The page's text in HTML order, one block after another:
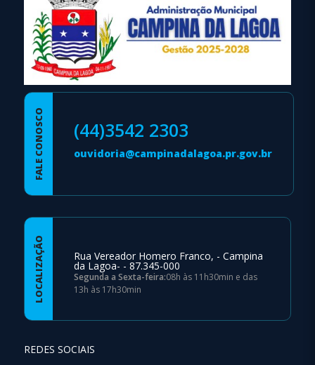
FALE CONOSCO (44)3542 2303
ouvidoria@campinadalagoa.pr.gov.br
LOCALIZAÇÃO Rua Vereador Homero Franco, - Campina
da Lagoa- - 87.345-000
Segunda a Sexta-feira:08h às 11h30min e das
13h às 17h30min
REDES SOCIAIS